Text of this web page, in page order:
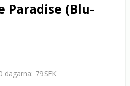
Paradise (Blu-
dagarna 79 SEK